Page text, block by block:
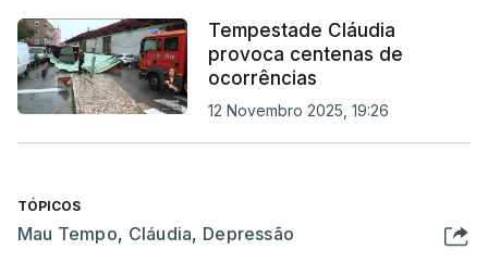
Tempestade Cláudia
provoca centenas de
ocorrências
12 Novembro 2025, 19:26
TÓPICOS
Mau Tempo, Cláudia, Depressão